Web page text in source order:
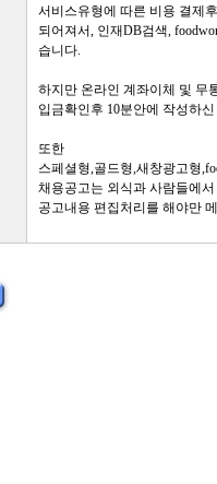
서비스유형에 따른 비용 결제
되어져서, 인재DB검색,
습니다.
하지만 온라인 계좌이체 및 무
입금확인후 10분안에 작성하
또한
스페셜형,골드형,새창광고형
채용공고는 외식과 사람들에
공고내용 편집처리를 해야만